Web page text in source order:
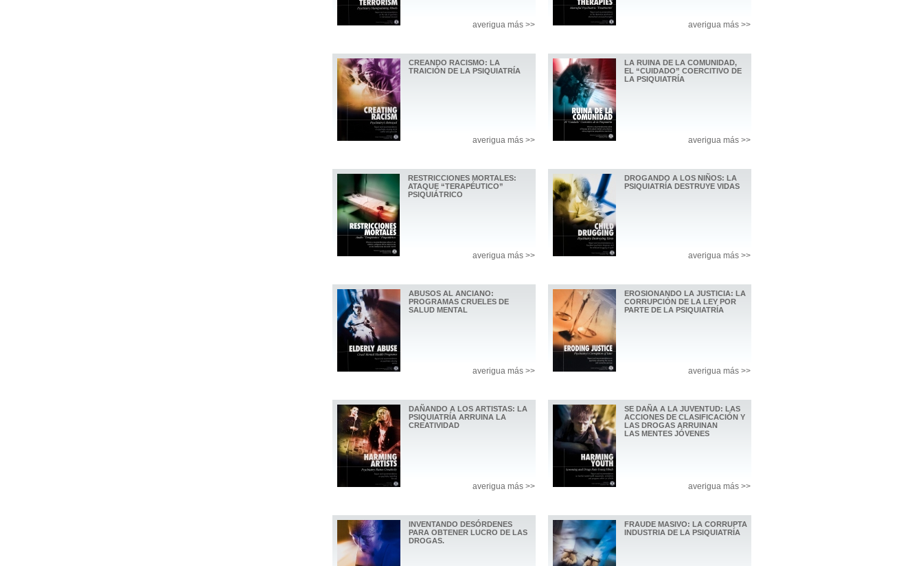
averigua más >> averigua más >>
CREANDO RACISMO: LA
TRAICIÓN DE LA PSIQUIATRÍA
averigua más >>
LA RUINA DE LA COMUNIDAD,
EL “CUIDADO” COERCITIVO DE
LA PSIQUIATRÍA
averigua más >>
RESTRICCIONES MORTALES:
ATAQUE “TERAPÉUTICO”
PSIQUIÁTRICO
averigua más >>
DROGANDO A LOS NIÑOS: LA
PSIQUIATRÍA DESTRUYE VIDAS
averigua más >>
ABUSOS AL ANCIANO:
PROGRAMAS CRUELES DE
SALUD MENTAL
averigua más >>
EROSIONANDO LA JUSTICIA: LA
CORRUPCIÓN DE LA LEY POR
PARTE DE LA PSIQUIATRÍA
averigua más >>
DAÑANDO A LOS ARTISTAS: LA
PSIQUIATRÍA ARRUINA LA
CREATIVIDAD
averigua más >>
SE DAÑA A LA JUVENTUD: LAS
ACCIONES DE CLASIFICACIÓN Y
LAS DROGAS ARRUINAN
LAS MENTES JÓVENES
averigua más >>
INVENTANDO DESÓRDENES
PARA OBTENER LUCRO DE LAS
DROGAS.
FRAUDE MASIVO: LA CORRUPTA
INDUSTRIA DE LA PSIQUIATRÍA